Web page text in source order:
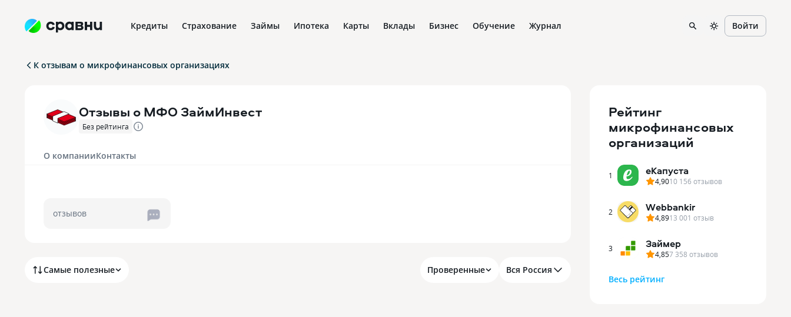
Кредиты Страхование Займы Ипотека Карты Вклады Бизнес Обучение Журнал Войти
К отзывам о микрофинансовых организациях
Отзывы о МФО ЗаймИнвест
Без рейтинга
О компанииКонтакты
отзывов
Самые полезные Проверенные Вся Россия
Рейтинг
микрофинансовых
организаций
1 еКапуста
4,9010 156 отзывов
2 Webbankir
4,8913 001 отзыв
3 Займер
4,857 358 отзывов
Весь рейтинг